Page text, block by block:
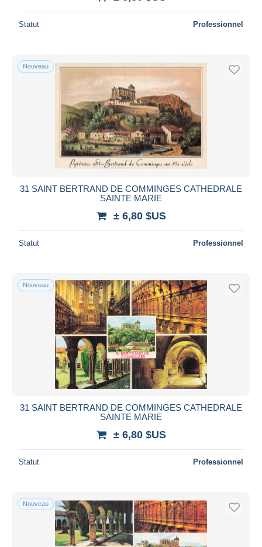
Statut Professionnel
Nouveau
31 SAINT BERTRAND DE COMMINGES CATHEDRALE
SAINTE MARIE
± 6,80 $US
Statut Professionnel
Nouveau
31 SAINT BERTRAND DE COMMINGES CATHEDRALE
SAINTE MARIE
± 6,80 $US
Statut Professionnel
Nouveau